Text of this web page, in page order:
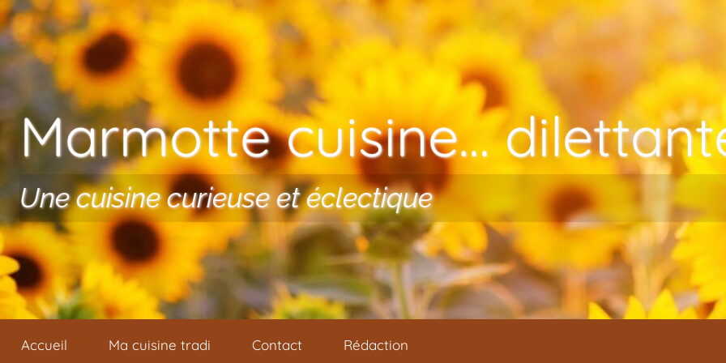
Aller au contenu
Marmotte cuisine…
Une cuisine curieuse et éclectique
Accueil Ma cuisine tradi Contact Rédaction